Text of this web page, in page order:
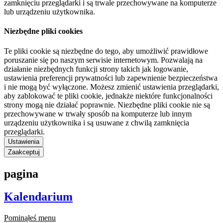
zamknięciu przeglądarki i są trwale przechowywane na komputerze
lub urządzeniu użytkownika.
Niezbędne pliki cookies
Te pliki cookie są niezbędne do tego, aby umożliwić prawidłowe
poruszanie się po naszym serwisie internetowym. Pozwalają na
działanie niezbędnych funkcji strony takich jak logowanie,
ustawienia preferencji prywatności lub zapewnienie bezpieczeństwa
i nie mogą być wyłączone. Możesz zmienić ustawienia przeglądarki,
aby zablokować te pliki cookie, jednakże niektóre funkcjonalności
strony mogą nie działać poprawnie. Niezbędne pliki cookie nie są
przechowywane w trwały sposób na komputerze lub innym
urządzeniu użytkownika i są usuwane z chwilą zamknięcia
przeglądarki.
Ustawienia
Zaakceptuj
pagina
Kalendarium
Pominąłeś menu